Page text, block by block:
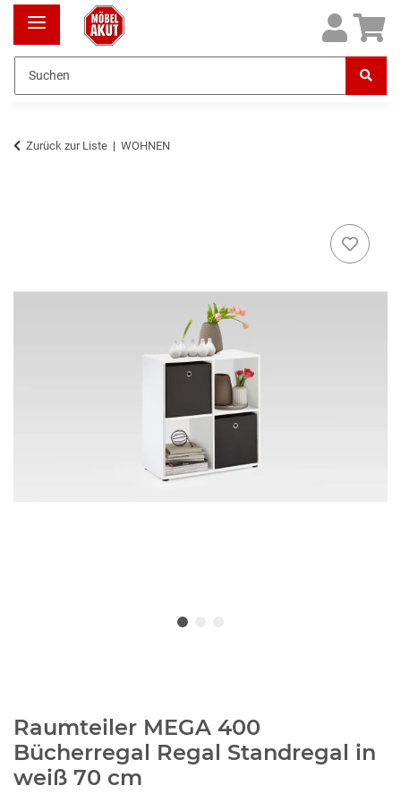
Zurück zur Liste WOHNEN
Raumteiler MEGA 400
Bücherregal Regal Standregal in
weiß 70 cm